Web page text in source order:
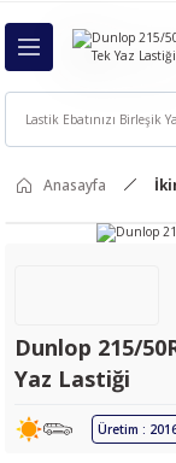
Anasayfa
Dunlop 215/
Yaz Lastiği
Üretim :